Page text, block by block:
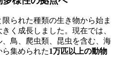
られた種類の生き物から始ま
く成長しました。現在では、
鳥、爬虫類、昆虫を含む、海
集められた1万匹以上の動物